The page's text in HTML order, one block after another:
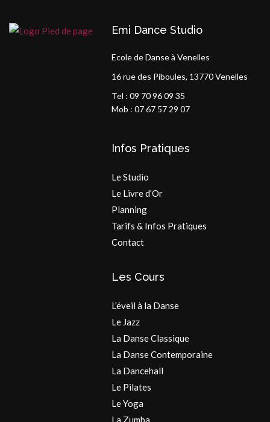
Emi Dance Studio
Ecole de Danse à Venelles
16 rue des Piboules, 13770 Venelles
Tel : 09 70 96 09 35
Mob : 07 67 57 29 07
Infos Pratiques
Le Studio
Le Livre d’Or
Planning
Tarifs & Infos Pratiques
Contact
Les Cours
L’éveil à la Danse
Le Jazz
La Danse Classique
La Danse Contemporaine
La Dancehall
Le Pilates
Le Yoga
La Zumba